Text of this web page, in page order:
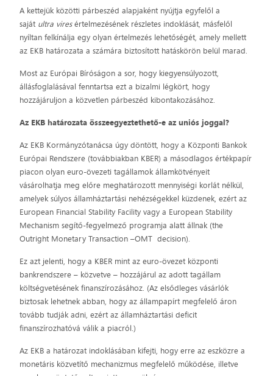
A kettejük közötti párbeszéd alapjaként nyújtja egyfelől a
saját ultra viresértelmezésének részletes indoklását, másfelől
nyíltan felkínálja egy olyan értelmezés lehetőségét, amely mellett
az EKB határozata a számára biztosított hatáskörön belül marad.
Most az Európai Bíróságon a sor, hogy kiegyensúlyozott,
állásfoglalásával fenntartsa ezt a bizalmi légkört, hogy
hozzájáruljon a közvetlen párbeszéd kibontakozásához.
Az EKB határozata összeegyeztethető-e az uniós joggal?
Az EKB Kormányzótanácsa úgy döntött, hogy a Központi Bankok
Európai Rendszere (továbbiakban KBER) a másodlagos értékpapír
piacon olyan euro-övezeti tagállamok államkötvényeit
vásárolhatja meg előre meghatározott mennyiségi korlát nélkül,
amelyek súlyos államháztartási nehézségekkel küzdenek, ezért az
European Financial Stability Facility vagy a European Stability
Mechanism segítő-fegyelmező programja alatt állnak (the
Outright Monetary Transaction –OMT decision).
Ez azt jelenti, hogy a KBER mint az euro-övezet központi
bankrendszere – közvetve – hozzájárul az adott tagállam
költségvetésének finanszírozásához. (Az elsődleges vásárlók
biztosak lehetnek abban, hogy az állampapírt megfelelő áron
tovább tudják adni, ezért az államháztartási deficit
finanszírozhatóvá válik a piacról.)
Az EKB a határozat indoklásában kifejti, hogy erre az eszközre a
monetáris közvetítő mechanizmus megfelelő működése, illetve